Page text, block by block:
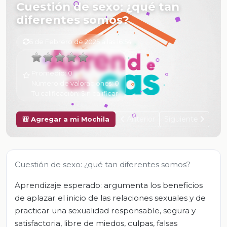
Cuestión de sexo: ¿qué tan
diferentes somos?
6 de Febrero de 2025 a las 16:54
Promedio:0
Número de valoraciones:0
Tu calificación: Sin calificar
🎒 Agregar a mi Mochila Anterior
Cuestión de sexo: ¿qué tan diferentes somos?
Aprendizaje esperado: argumenta los beneficios
de aplazar el inicio de las relaciones sexuales y de
practicar una sexualidad responsable, segura y
satisfactoria, libre de miedos, culpas, falsas